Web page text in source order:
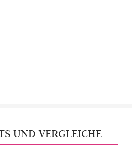
UND VERGLEICHE